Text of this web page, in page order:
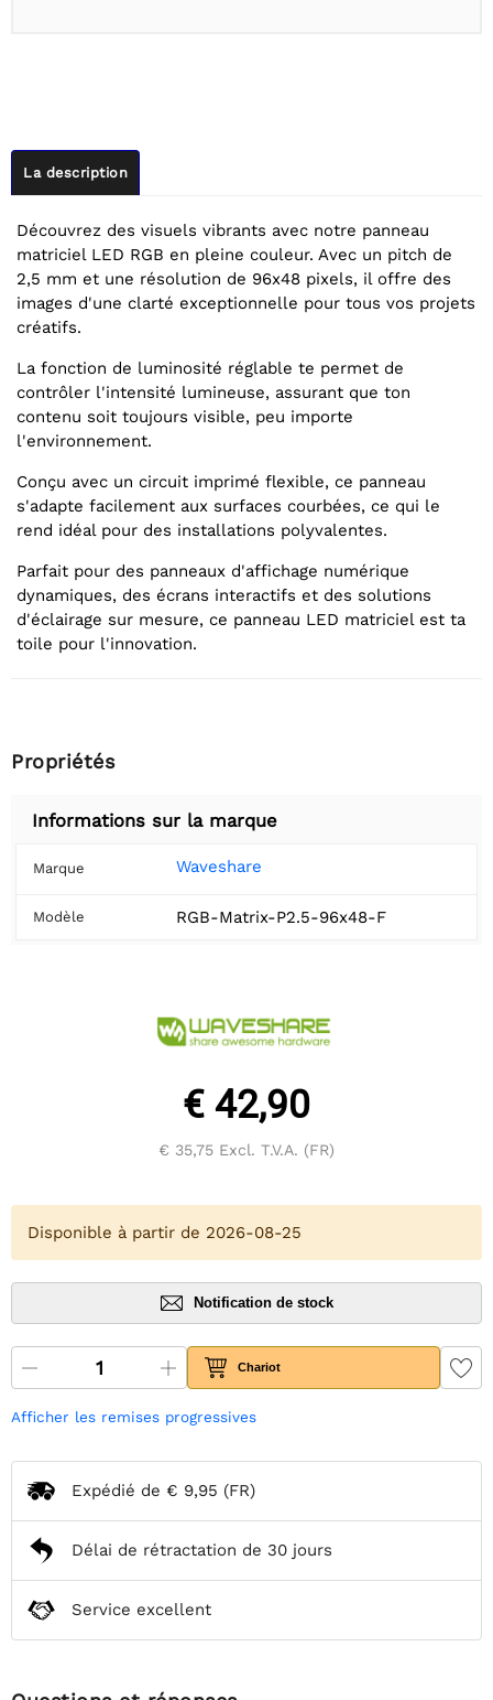
La description
Découvrez des visuels vibrants avec notre panneau
matriciel LED RGB en pleine couleur. Avec un pitch de
2,5 mm et une résolution de 96x48 pixels, il offre des
images d'une clarté exceptionnelle pour tous vos projets
créatifs.
La fonction de luminosité réglable te permet de
contrôler l'intensité lumineuse, assurant que ton
contenu soit toujours visible, peu importe
l'environnement.
Conçu avec un circuit imprimé flexible, ce panneau
s'adapte facilement aux surfaces courbées, ce qui le
rend idéal pour des installations polyvalentes.
Parfait pour des panneaux d'affichage numérique
dynamiques, des écrans interactifs et des solutions
d'éclairage sur mesure, ce panneau LED matriciel est ta
toile pour l'innovation.
Propriétés
Informations sur la marque
Marque Waveshare
Modèle RGB-Matrix-P2.5-96x48-F
€ 42,90
€ 35,75 Excl. T.V.A. (FR)
Disponible à partir de 2026-08-25
Notification de stock
Chariot
Afficher les remises progressives
Expédié de € 9,95 (FR)
Délai de rétractation de 30 jours
Service excellent